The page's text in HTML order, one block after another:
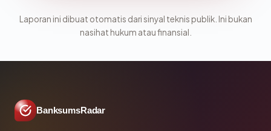
Laporan ini dibuat otomatis dari sinyal teknis publik. Ini bukan
nasihat hukum atau finansial.
BanksumsRadar